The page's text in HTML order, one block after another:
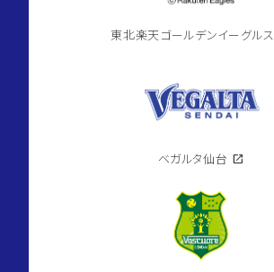
東北楽天ゴールデンイーグルス
ベガルタ仙台 open_in_new